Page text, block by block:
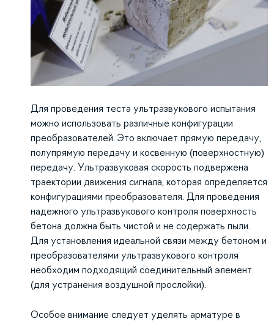
Для проведения теста ультразвукового испытания
можно использовать различные конфигурации
преобразователей. Это включает прямую передачу,
полупрямую передачу и косвенную (поверхностную)
передачу. Ультразвуковая скорость подвержена
траектории движения сигнала, которая определяется
конфигурациями преобразователя. Для проведения
надежного ультразвукового контроля поверхность
бетона должна быть чистой и не содержать пыли.
Для установления идеальной связи между бетоном и
преобразователями ультразвукового контроля
необходим подходящий соединительный элемент
(для устранения воздушной прослойки).
Особое внимание следует уделять арматуре в